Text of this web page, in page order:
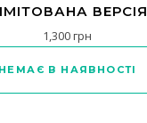
ВЕРСІЯ
1,300грн
НЕМАЄ В НАЯВНОСТІ